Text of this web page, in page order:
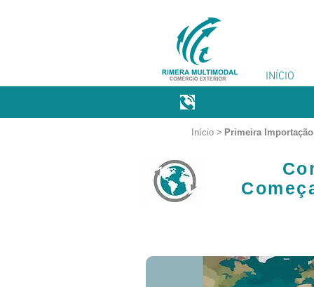
INÍCIO
Início > Primeira